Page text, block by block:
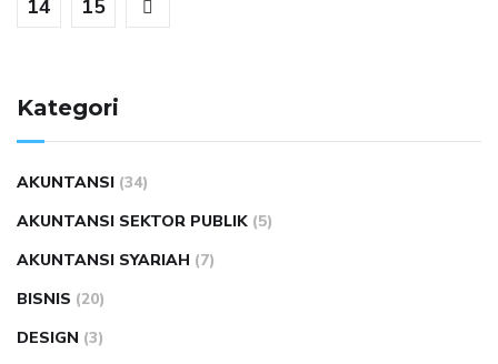
14
15
Kategori
AKUNTANSI (34)
AKUNTANSI SEKTOR PUBLIK (5)
AKUNTANSI SYARIAH (7)
BISNIS (20)
DESIGN (3)